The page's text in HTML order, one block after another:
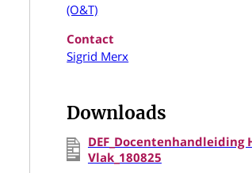
(O&T)
Contact
Sigrid Merx
Downloads
DEF_Docentenhandleiding
Vlak_180825